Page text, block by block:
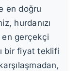
en doğru
hurdanızı
gerçekçi
bir fiyat teklifi